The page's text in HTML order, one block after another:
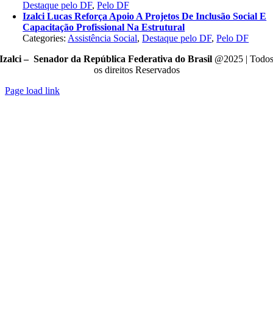
Destaque pelo DF,Pelo DF
Izalci Lucas Reforça Apoio A Projetos De Inclusão Social E
Capacitação Profissional Na Estrutural
Categories: Assistência Social,Destaque pelo DF,Pelo DF
Izalci – Senador da República Federativa do Brasil @2025 | Todos
os direitos Reservados
Page load link